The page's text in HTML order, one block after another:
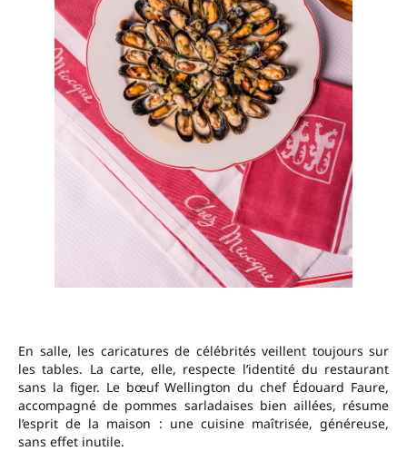
En salle, les caricatures de célébrités veillent toujours sur
les tables. La carte, elle, respecte l’identité du restaurant
sans la figer. Le bœuf Wellington du chef Édouard Faure,
accompagné de pommes sarladaises bien aillées, résume
l’esprit de la maison : une cuisine maîtrisée, généreuse,
sans effet inutile.